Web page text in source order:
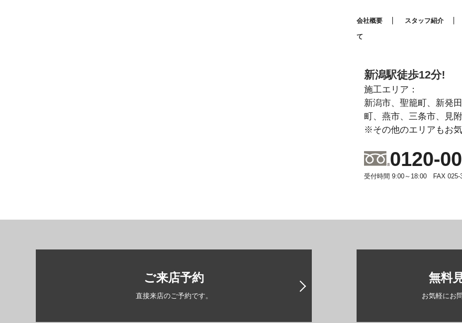
会社概要 スタッフ紹介
て
新潟駅徒歩12分!
施工エリア：
新潟市、聖籠町、新発
町、燕市、三条市、見
※その他のエリアもお
0120-
受付時間 9:00～18:00 FAX 025-
ご来店予約
直接来店のご予約です。
無料
お気軽にお